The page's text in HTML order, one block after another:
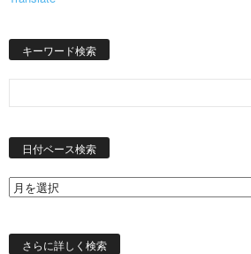
キーワード検索
日付ベース検索
さらに詳しく検索